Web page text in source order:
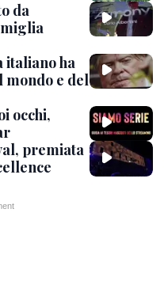
da
italiano ha
mondo e del
occhi,
premiata